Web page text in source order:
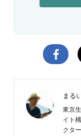
まる
東京
イト
クタ